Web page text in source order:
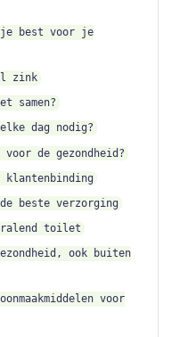
je best voor je
zink
samen?
dag nodig?
de gezondheid?
klantenbinding
beste verzorging
toilet
ook buiten
voor